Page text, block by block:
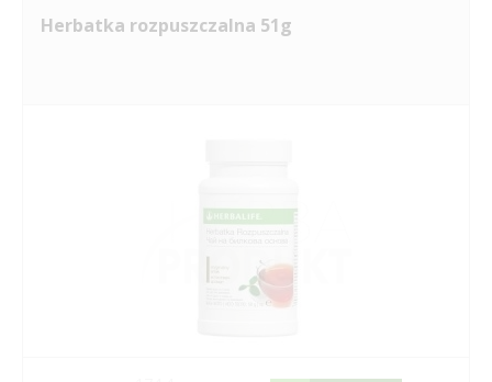
Herbatka rozpuszczalna 51g